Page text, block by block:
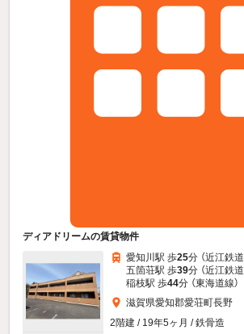
ディアドリームの賃貸物件
愛知川駅 歩25分 （近江鉄道
五箇荘駅 歩39分 （近江鉄道
稲枝駅 歩44分 （東海道線）
滋賀県愛知郡愛荘町長野
2階建 / 19年5ヶ月 / 鉄骨造